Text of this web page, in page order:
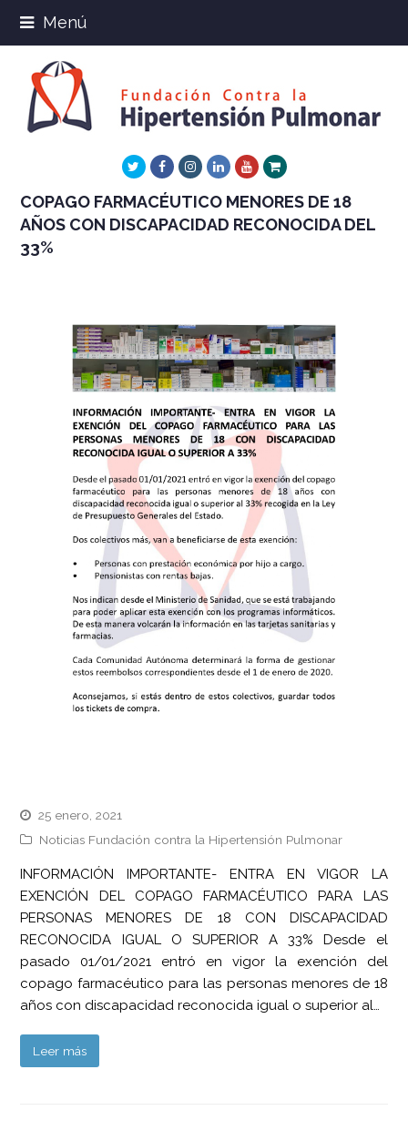
Menú
TwitterFacebookInstagram
LinkedInYoutube
Xing
COPAGO FARMACÉUTICO MENORES DE 18
AÑOS CON DISCAPACIDAD RECONOCIDA DEL
33%
25 enero, 2021
Noticias Fundación contra la Hipertensión Pulmonar
INFORMACIÓN IMPORTANTE- ENTRA EN VIGOR LA
EXENCIÓN DEL COPAGO FARMACÉUTICO PARA LAS
PERSONAS MENORES DE 18 CON DISCAPACIDAD
RECONOCIDA IGUAL O SUPERIOR A 33% Desde el
pasado 01/01/2021 entró en vigor la exención del
copago farmacéutico para las personas menores de 18
años con discapacidad reconocida igual o superior al…
Leer más